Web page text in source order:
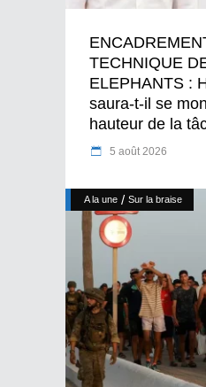
TECHNIQUE
ELEPHANTS :
saura-t-il se
hauteur de la
5 août 2026
A la une / Sur la braise